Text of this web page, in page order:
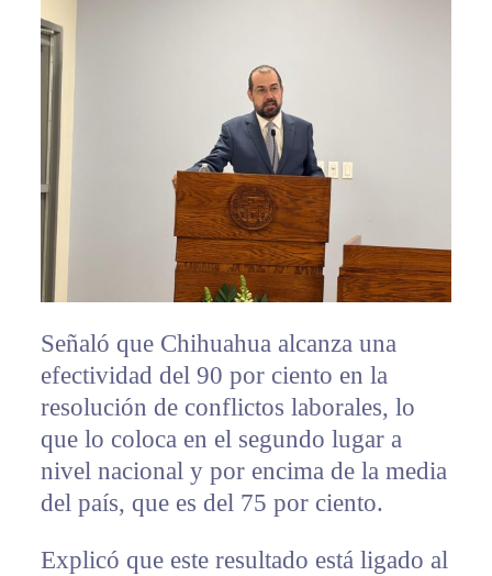
Señaló que Chihuahua alcanza una
efectividad del 90 por ciento en la
resolución de conflictos laborales, lo
que lo coloca en el segundo lugar a
nivel nacional y por encima de la media
del país, que es del 75 por ciento.
Explicó que este resultado está ligado al